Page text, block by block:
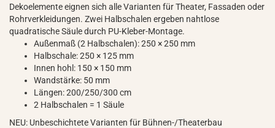
Dekoelemente eignen sich alle Varianten für Theater, Fassaden oder
Rohrverkleidungen. Zwei Halbschalen ergeben nahtlose
quadratische Säule durch PU-Kleber-Montage.
Außenmaß (2 Halbschalen): 250 × 250 mm
Halbschale: 250 × 125 mm
Innen hohl: 150 × 150 mm
Wandstärke: 50 mm
Längen: 200/250/300 cm
2 Halbschalen = 1 Säule
NEU: Unbeschichtete Varianten für Bühnen-/Theaterbau